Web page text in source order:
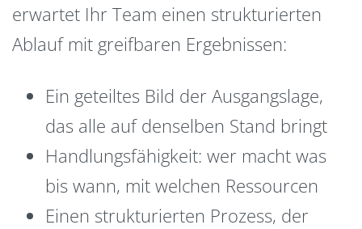
erwartet Ihr Team einen strukturierten
Ablauf mit greifbaren Ergebnissen:
Ein geteiltes Bild der Ausgangslage,
das alle auf denselben Stand bringt
Handlungsfähigkeit: wer macht was
bis wann, mit welchen Ressourcen
Einen strukturierten Prozess, der